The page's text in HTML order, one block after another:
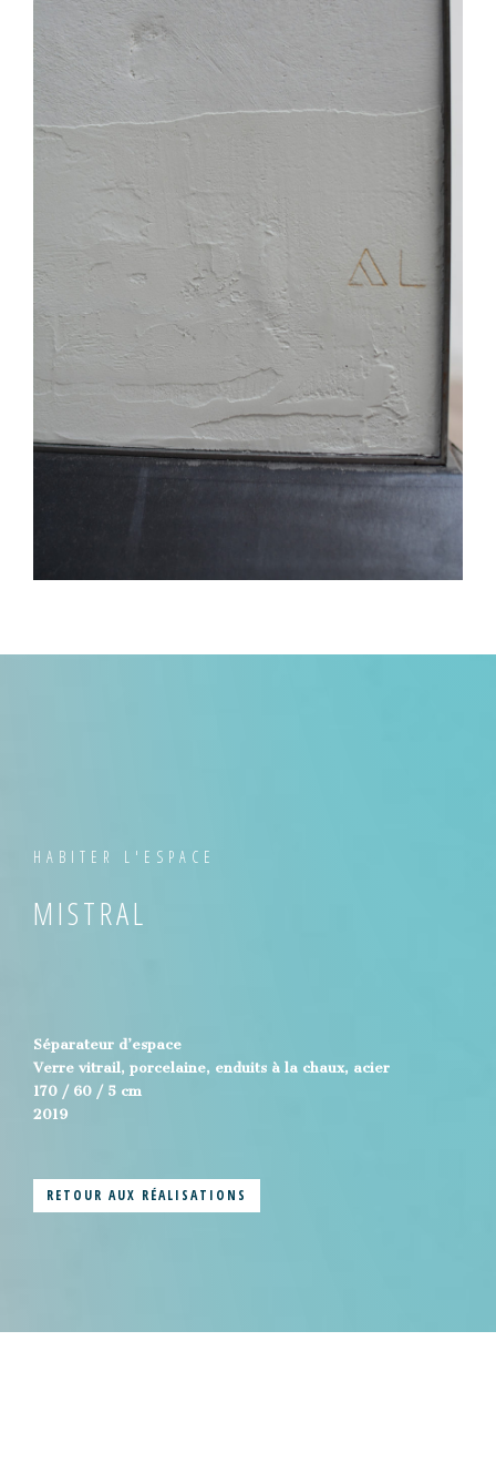
HABITER L'ESPACE
MISTRAL
Séparateur d’espace
Verre vitrail, porcelaine, enduits à la chaux, acier
170 / 60 / 5 cm
2019
RETOUR AUX RÉALISATIONS